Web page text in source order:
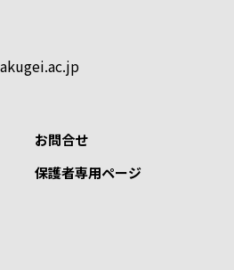
お問合せ
保護者専用ページ